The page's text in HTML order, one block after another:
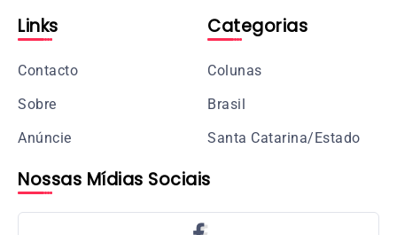
Links
Contacto
Sobre
Anúncie
Categorias
Colunas
Brasil
Santa Catarina/Estado
Nossas Mídias Sociais